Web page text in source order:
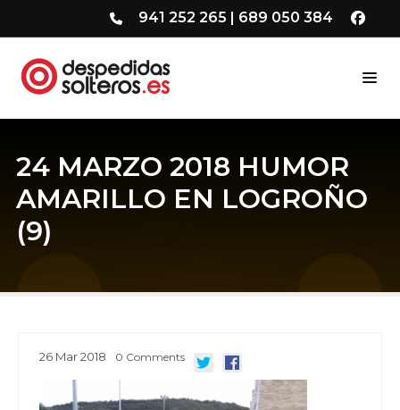
941 252 265 | 689 050 384
24 MARZO 2018 HUMOR
AMARILLO EN LOGROÑO
(9)
26 Mar2018 0 Comments